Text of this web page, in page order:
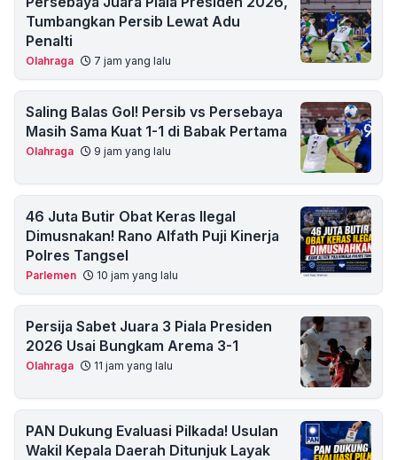
Tumbangkan Persib Lewat Adu
Penalti
Olahraga 7 jam yang lalu
Saling Balas Gol! Persib vs Persebaya
Masih Sama Kuat 1-1 di Babak Pertama
Olahraga 9 jam yang lalu
46 Juta Butir Obat Keras Ilegal
Dimusnakan! Rano Alfath Puji Kinerja
Polres Tangsel
Parlemen 10 jam yang lalu
Persija Sabet Juara 3 Piala Presiden
2026 Usai Bungkam Arema 3-1
Olahraga 11 jam yang lalu
PAN Dukung Evaluasi Pilkada! Usulan
Wakil Kepala Daerah Ditunjuk Layak